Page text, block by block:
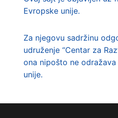
Evropske unije.
Za njegovu sadržinu
udruženje “Centar za
ona nipošto ne
unije.